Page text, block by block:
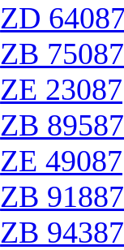
ZD
ZB 75087
ZE 23087
ZB 89587
ZE 49087
ZB 91887
ZB 94387